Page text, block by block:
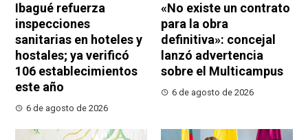
Ibagué refuerza
inspecciones
sanitarias en hoteles y
hostales; ya verificó
106 establecimientos
este año
6 de agosto de 2026
«No existe un contrato
para la obra
definitiva»: concejal
lanzó advertencia
sobre el Multicampus
6 de agosto de 2026